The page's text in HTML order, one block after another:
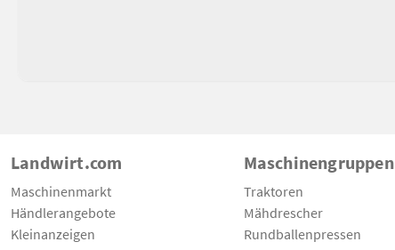
Landwirt.com
Maschinenmarkt
Händlerangebote
Kleinanzeigen
Maschinengruppen
Traktoren
Mähdrescher
Rundballenpressen